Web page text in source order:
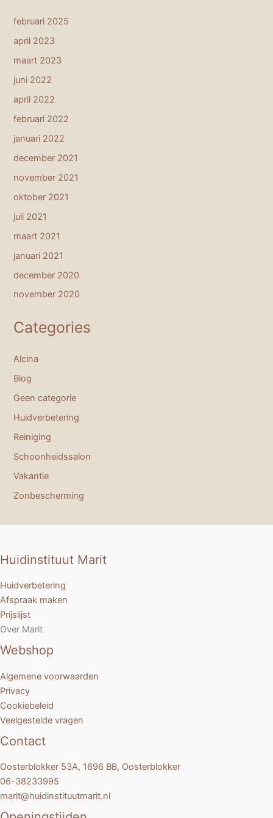
februari 2025
april 2023
maart 2023
juni 2022
april 2022
februari 2022
januari 2022
december 2021
november 2021
oktober 2021
juli 2021
maart 2021
januari 2021
december 2020
november 2020
Categories
Alcina
Blog
Geen categorie
Huidverbetering
Reiniging
Schoonheidssalon
Vakantie
Zonbescherming
Huidinstituut Marit
Huidverbetering
Afspraak maken
Prijslijst
Over Marit
Webshop
Algemene voorwaarden
Privacy
Cookiebeleid
Veelgestelde vragen
Contact
Oosterblokker 53A, 1696 BB, Oosterblokker
06-38233995
marit@huidinstituutmarit.nl